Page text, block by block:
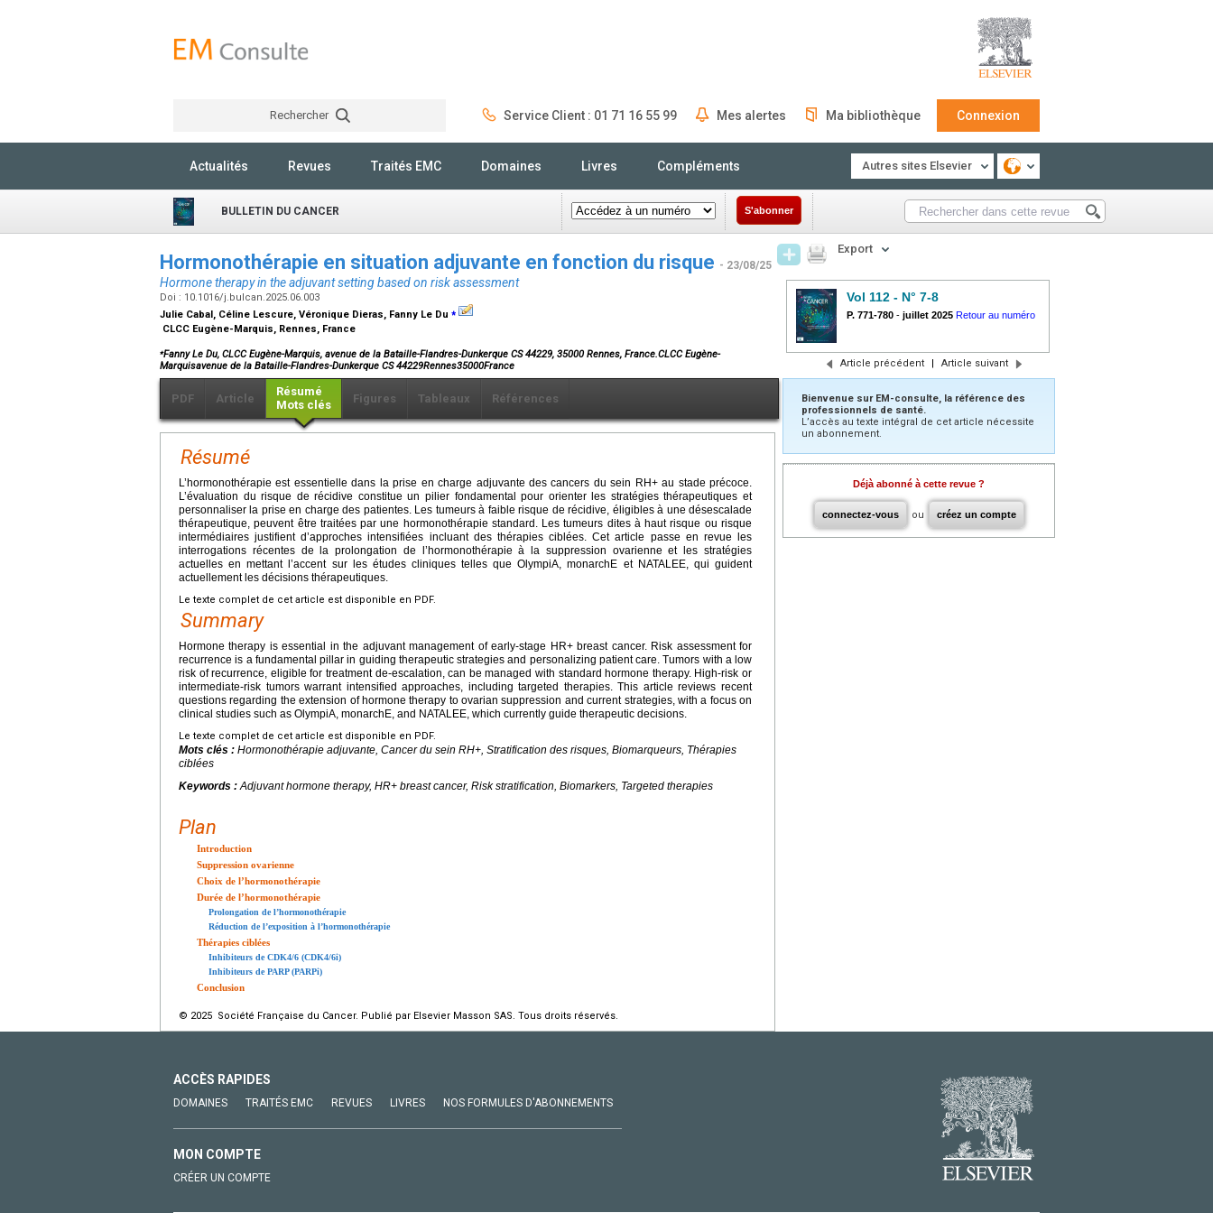
Rechercher Service Client : 01 71 16 55 99 Mes alertes Ma bibliothèque Connexion
Actualités Revues Traités EMC Domaines Livres Compléments Autres sites Elsevier
BULLETIN DU CANCER S'abonner
Hormonothérapie en situation adjuvante en fonction du risque - 23/08/25
Hormone therapy in the adjuvant setting based on risk assessment
Doi : 10.1016/j.bulcan.2025.06.003
Julie Cabal, Céline Lescure, Véronique Dieras, Fanny Le Du ⁎
CLCC Eugène-Marquis, Rennes, France
⁎Fanny Le Du, CLCC Eugène-Marquis, avenue de la Bataille-Flandres-Dunkerque CS 44229, 35000 Rennes, France.CLCC Eugène-
Marquisavenue de la Bataille-Flandres-Dunkerque CS 44229Rennes35000France
PDF Article
Résumé
Mots clés
Figures Tableaux Références
Résumé
L’hormonothérapie est essentielle dans la prise en charge adjuvante des cancers du sein RH+ au stade précoce.
L’évaluation du risque de récidive constitue un pilier fondamental pour orienter les stratégies thérapeutiques et
personnaliser la prise en charge des patientes. Les tumeurs à faible risque de récidive, éligibles à une désescalade
thérapeutique, peuvent être traitées par une hormonothérapie standard. Les tumeurs dites à haut risque ou risque
intermédiaires justifient d’approches intensifiées incluant des thérapies ciblées. Cet article passe en revue les
interrogations récentes de la prolongation de l’hormonothérapie à la suppression ovarienne et les stratégies
actuelles en mettant l’accent sur les études cliniques telles que OlympiA, monarchE et NATALEE, qui guident
actuellement les décisions thérapeutiques.
Le texte complet de cet article est disponible en PDF.
Summary
Hormone therapy is essential in the adjuvant management of early-stage HR+ breast cancer. Risk assessment for
recurrence is a fundamental pillar in guiding therapeutic strategies and personalizing patient care. Tumors with a low
risk of recurrence, eligible for treatment de-escalation, can be managed with standard hormone therapy. High-risk or
intermediate-risk tumors warrant intensified approaches, including targeted therapies. This article reviews recent
questions regarding the extension of hormone therapy to ovarian suppression and current strategies, with a focus on
clinical studies such as OlympiA, monarchE, and NATALEE, which currently guide therapeutic decisions.
Le texte complet de cet article est disponible en PDF.
Mots clés : Hormonothérapie adjuvante, Cancer du sein RH+, Stratification des risques, Biomarqueurs, Thérapies
ciblées
Keywords :Adjuvant hormone therapy, HR+ breast cancer, Risk stratification, Biomarkers, Targeted therapies
Plan
Introduction
Suppression ovarienne
Choix de l’hormonothérapie
Durée de l’hormonothérapie
Prolongation de l’hormonothérapie
Réduction de l’exposition à l’hormonothérapie
Thérapies ciblées
Inhibiteurs de CDK4/6 (CDK4/6i)
Inhibiteurs de PARP (PARPi)
Conclusion
© 2025 Société Française du Cancer. Publié par Elsevier Masson SAS. Tous droits réservés.
Export
Vol 112 - N° 7-8
P. 771-780 - juillet 2025 Retour au numéro
Article précédent | Article suivant
Bienvenue sur EM-consulte, la référence des
professionnels de santé.
L’accès au texte intégral de cet article nécessite
un abonnement.
Déjà abonné à cette revue ?
connectez-vous ou créez un compte
ACCÈS RAPIDES
DOMAINES TRAITÉS EMC REVUES LIVRES NOS FORMULES D'ABONNEMENTS
MON COMPTE
CRÉER UN COMPTE